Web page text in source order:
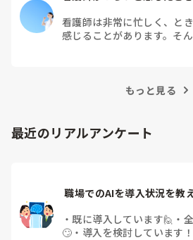
看護師は非常に忙しく、と
感じることがあります。そ
もっと見る
最近のリアルアンケート
職場でのAIを導入状況を教
・既に導入しています🙋 ・
🙄 ・ 導入を検討しています！